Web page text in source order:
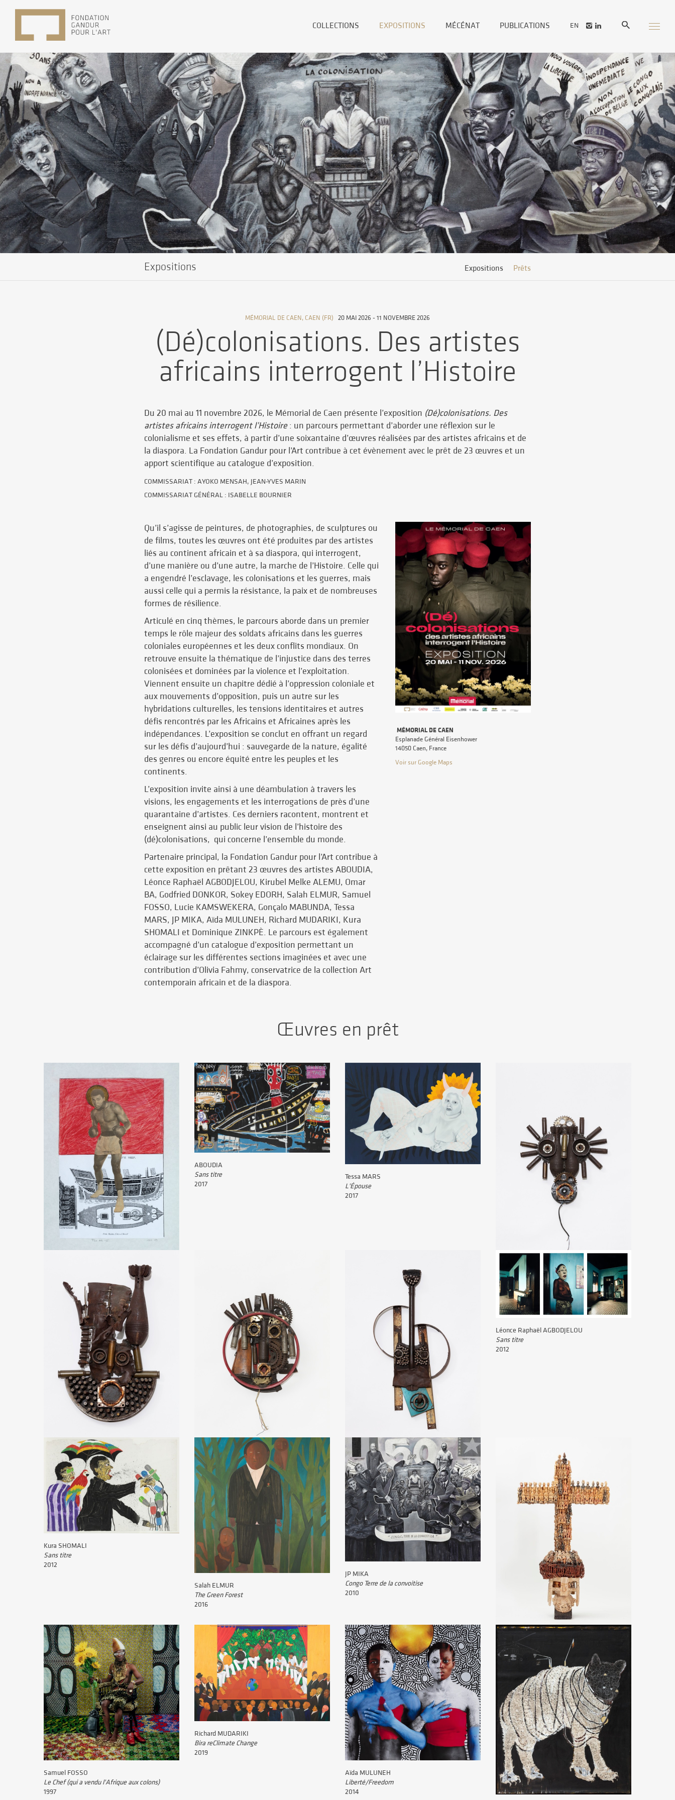
COLLECTIONS EXPOSITIONS MÉCÉNAT PUBLICATIONS EN
Expositions Expositions Prêts
MÉMORIAL DE CAEN, CAEN (FR) 20 MAI 2026 - 11 NOVEMBRE 2026
(Dé)colonisations. Des artistes
africains interrogent l’Histoire
Du 20 mai au 11 novembre 2026, le Mémorial de Caen présente l’exposition (Dé)colonisations. Des
artistes africains interrogent l’Histoire: un parcours permettant d’aborder une réflexion sur le
colonialisme et ses effets, à partir d’une soixantaine d’œuvres réalisées par des artistes africains et de
la diaspora. La Fondation Gandur pour l’Art contribue à cet évènement avec le prêt de 23 œuvres et un
apport scientifique au catalogue d’exposition.
COMMISSARIAT : AYOKO MENSAH, JEAN-YVES MARIN
COMMISSARIAT GÉNÉRAL : ISABELLE BOURNIER
Qu’il s’agisse de peintures, de photographies, de sculptures ou
de films, toutes les œuvres ont été produites par des artistes
liés au continent africain et à sa diaspora, qui interrogent,
d’une manière ou d’une autre, la marche de l’Histoire. Celle qui
a engendré l’esclavage, les colonisations et les guerres, mais
aussi celle qui a permis la résistance, la paix et de nombreuses
formes de résilience.
Articulé en cinq thèmes, le parcours aborde dans un premier
temps le rôle majeur des soldats africains dans les guerres
coloniales européennes et les deux conflits mondiaux. On
retrouve ensuite la thématique de l’injustice dans des terres
colonisées et dominées par la violence et l’exploitation.
Viennent ensuite un chapitre dédié à l’oppression coloniale et
aux mouvements d’opposition, puis un autre sur les
hybridations culturelles, les tensions identitaires et autres
défis rencontrés par les Africains et Africaines après les
indépendances. L’exposition se conclut en offrant un regard
sur les défis d’aujourd’hui : sauvegarde de la nature, égalité
des genres ou encore équité entre les peuples et les
continents.
L’exposition invite ainsi à une déambulation à travers les
visions, les engagements et les interrogations de près d’une
quarantaine d’artistes. Ces derniers racontent, montrent et
enseignent ainsi au public leur vision de l’histoire des
(dé)colonisations, qui concerne l’ensemble du monde.
Partenaire principal, la Fondation Gandur pour l’Art contribue à
cette exposition en prêtant 23 œuvres des artistes ABOUDIA,
Léonce Raphaël AGBODJELOU, Kirubel Melke ALEMU, Omar
BA, Godfried DONKOR, Sokey EDORH, Salah ELMUR, Samuel
FOSSO, Lucie KAMSWEKERA, Gonçalo MABUNDA, Tessa
MARS, JP MIKA, Aïda MULUNEH, Richard MUDARIKI, Kura
SHOMALI et Dominique ZINKPÈ. Le parcours est également
accompagné d’un catalogue d’exposition permettant un
éclairage sur les différentes sections imaginées et avec une
contribution d’Olivia Fahmy, conservatrice de la collection Art
contemporain africain et de la diaspora.
MÉMORIAL DE CAEN
Esplanade Général Eisenhower
14050 Caen, France
Voir sur Google Maps
Œuvres en prêt
ABOUDIA
Sans titre
2017
Tessa MARS
L'Épouse
2017
Gonçalo MABUNDA
Sans titre
Vers 2016
Gonçalo MABUNDA
Sans titre
Vers 2016
Gonçalo MABUNDA
Sans titre
Vers 2016
Gonçalo MABUNDA
Sans titre
Vers 2016
Léonce Raphaël AGBODJELOU
Sans titre
2012
Kura SHOMALI
Sans titre
2012
Salah ELMUR
The Green Forest
2016
JP MIKA
Congo Terre de la convoitise
2010
Dominique ZINKPÈ
Les démasqués des cinq continents, Océanie
Samuel FOSSO
Le Chef (qui a vendu l'Afrique aux colons)
1997
Richard MUDARIKI
Bira reClimate Change
2019
Aïda MULUNEH
Liberté/Freedom
2014